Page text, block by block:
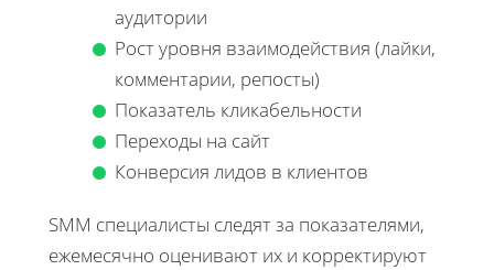
аудитории
Рост уровня взаимодействия (лайки,
комментарии, репосты)
Показатель кликабельности
Переходы на сайт
Конверсия лидов в клиентов
SMM специалисты следят за показателями,
ежемесячно оценивают их и корректируют